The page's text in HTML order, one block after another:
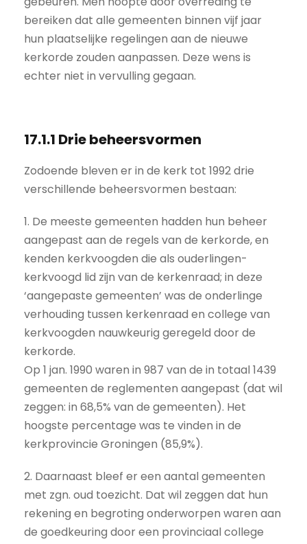
bereiken dat alle gemeenten binnen vijf jaar
hun plaatselijke regelingen aan de nieuwe
kerkorde zouden aanpassen. Deze wens is
echter niet in vervulling gegaan.
17.1.1 Drie beheersvormen
Zodoende bleven er in de kerk tot 1992 drie
verschillende beheersvormen bestaan:
1. De meeste gemeenten hadden hun beheer
aangepast aan de regels van de kerkorde, en
kenden kerkvoogden die als ouderlingen-
kerkvoogd lid zijn van de kerkenraad; in deze
‘aangepaste gemeenten’ was de onderlinge
verhouding tussen kerkenraad en college van
kerkvoogden nauwkeurig geregeld door de
kerkorde.
Op 1 jan. 1990 waren in 987 van de in totaal 1439
gemeenten de reglementen aangepast (dat wil
zeggen: in 68,5% van de gemeenten). Het
hoogste percentage was te vinden in de
kerkprovincie Groningen (85,9%).
2. Daarnaast bleef er een aantal gemeenten
met zgn. oud toezicht. Dat wil zeggen dat hun
rekening en begroting onderworpen waren aan
de goedkeuring door een provinciaal college